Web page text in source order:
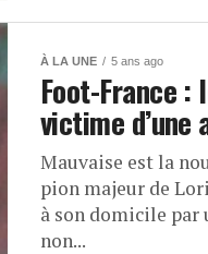
À LA UNE 5 ans ago
Foot-France :
victime
Mauvaise est la
pion majeur de
à son domicile par
non...